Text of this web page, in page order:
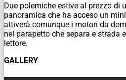
Due polemiche estive al prezzo di
panoramica che ha acceso un
attiverà comunque i motori da
nel parapetto che separa e strada
lettore.
GALLERY